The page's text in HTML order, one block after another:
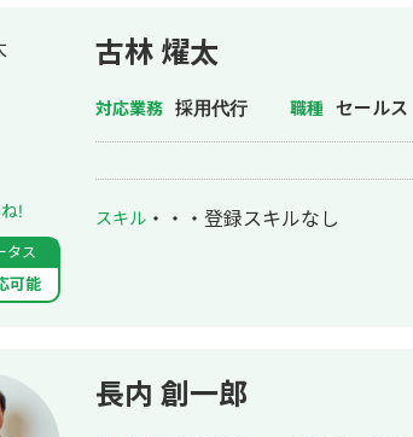
!
タス
可能
古林 燿太
対応業務 採用代行 職種 セールス
スキル ・・・ 登録スキルなし
長内 創一郎